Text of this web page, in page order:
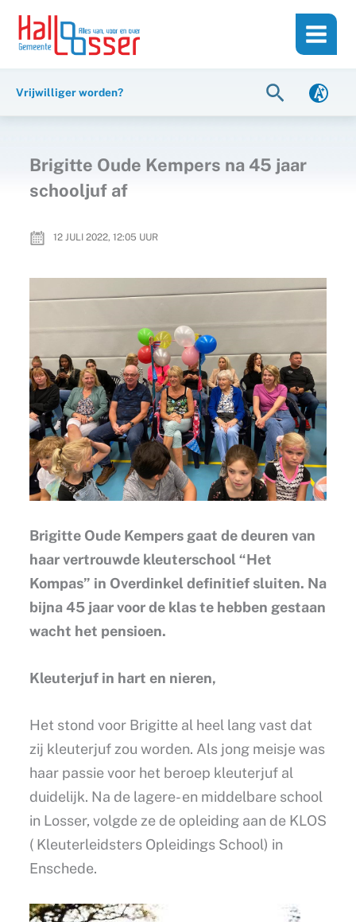
inhoud
naar
Vrijwilliger worden? Zoeken
Brigitte Oude Kempers na 45 jaar
schooljuf af
12 JULI 2022, 12:05 UUR
Brigitte Oude Kempers gaat de deuren van
haar vertrouwde kleuterschool “Het
Kompas” in Overdinkel definitief sluiten. Na
bijna 45 jaar voor de klas te hebben gestaan
wacht het pensioen.
Kleuterjuf in hart en nieren,
Het stond voor Brigitte al heel lang vast dat
zij kleuterjuf zou worden. Als jong meisje was
haar passie voor het beroep kleuterjuf al
duidelijk. Na de lagere- en middelbare school
in Losser, volgde ze de opleiding aan de KLOS
( Kleuterleidsters Opleidings School) in
Enschede.